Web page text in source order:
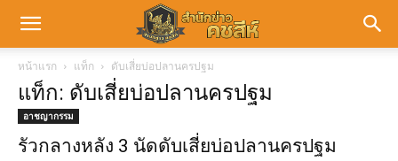
หน้าแรก แท็ก ดับเสี่ยบ่อปลานครปฐม
แท็ก: ดับเสี่ยบ่อปลานครปฐม
อาชญากรรม
รัวกลางหลัง 3 นัดดับเสี่ยบ่อปลานครปฐม